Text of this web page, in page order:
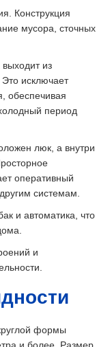
Конструкция
мусора, сточных
из
исключает
обеспечивая
период
люк, а внутри
оперативный
системам.
и автоматика, что
и
формы